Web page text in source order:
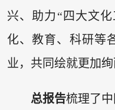
兴、助力“四大文
化、教育、科研等
业，共同绘就更加绚
总报告梳理了